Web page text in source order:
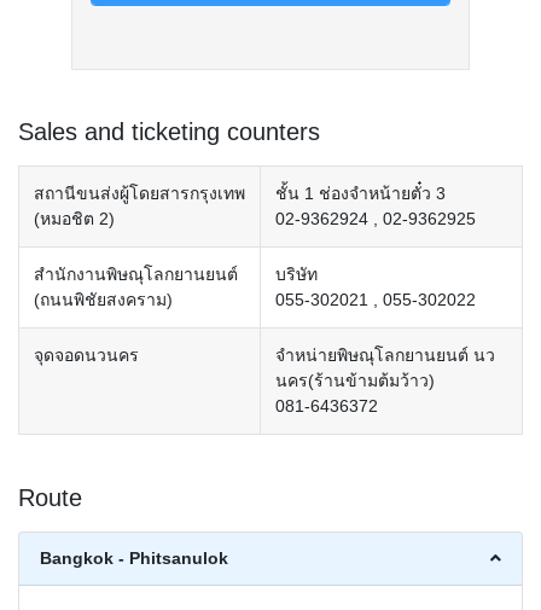
Sales and ticketing counters
สถานีขนส่งผู้โดยสารกรุงเทพ
(หมอชิต 2)
ชั้น 1 ช่องจำหน้ายตั๋ว 3
02-9362924 , 02-9362925
สำนักงานพิษณุโลกยานยนต์
(ถนนพิชัยสงคราม)
บริษัท
055-302021 , 055-302022
จุดจอดนวนคร
จำหน่ายพิษณุโลกยานยนต์ นว
นคร(ร้านข้ามต้มว้าว)
081-6436372
Route
Bangkok - Phitsanulok